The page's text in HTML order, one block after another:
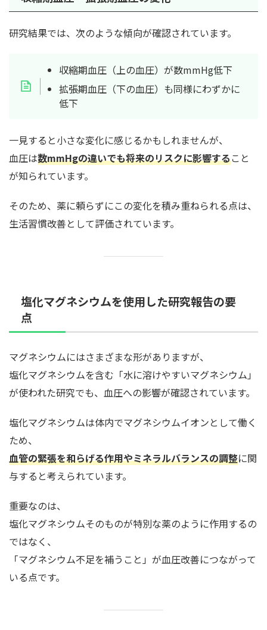
研究結果では、次のような傾向が確認されています。
収縮期血圧（上の血圧）が数mmHg低下
拡張期血圧（下の血圧）も同様にわずかに
低下
一見すると小さな変化に感じるかもしれませんが、
血圧は数mmHgの違いでも将来のリスクに影響すること
が知られています。
そのため、薬に頼らずにこの変化を積み重ねられる点は、
生活習慣改善として評価されています。
塩化マグネシウムを使用した研究報告の要
点
マグネシウムにはさまざまな形がありますが、
塩化マグネシウムを含む「水に溶けやすいマグネシウム」
が使われた研究でも、血圧への影響が確認されています。
塩化マグネシウムは体内でマグネシウムイオンとして働く
ため、
血管の緊張を和らげる作用やミネラルバランスの調整に関
与すると考えられています。
重要なのは、
塩化マグネシウムそのものが特別な薬のように作用するの
ではなく、
「マグネシウム不足を補うこと」が血圧改善につながって
いる点です。